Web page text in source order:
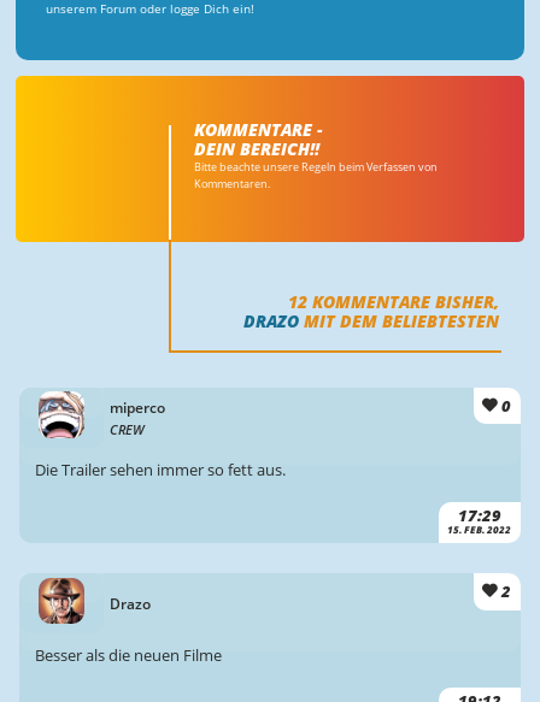
unserem Forum oder logge Dich ein!
KOMMENTARE -
DEIN BEREICH!!
Bitte beachte unsere Regeln beim Verfassen von
Kommentaren.
12 KOMMENTARE BISHER,
DRAZO MIT DEM BELIEBTESTEN
miperco
CREW
0
17:29
15. FEB. 2022
Die Trailer sehen immer so fett aus.
Drazo
2
Besser als die neuen Filme